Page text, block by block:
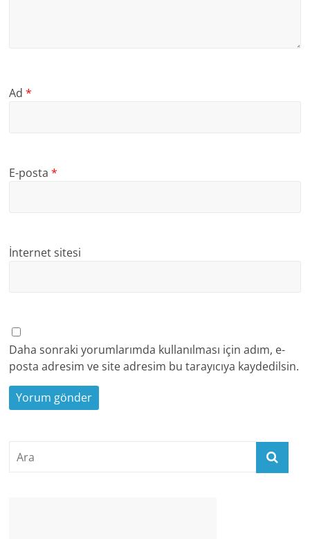
Ad*
E-posta*
İnternet sitesi
Daha sonraki yorumlarımda kullanılması için adım, e-
posta adresim ve site adresim bu tarayıcıya kaydedilsin.